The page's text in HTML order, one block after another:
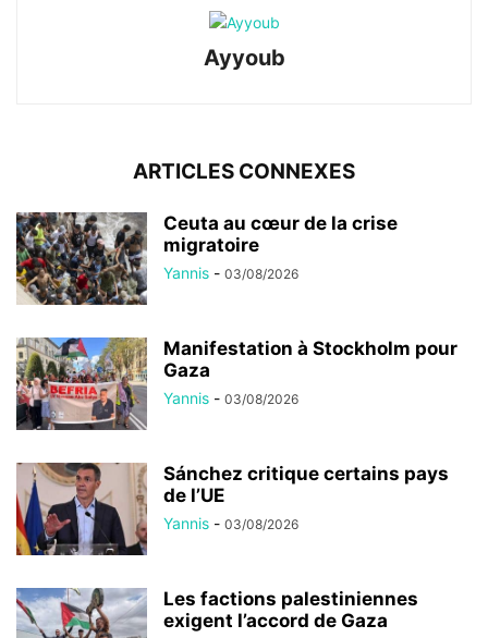
Ayyoub
ARTICLES CONNEXES
Ceuta au cœur de la crise
migratoire
Yannis - 03/08/2026
Manifestation à Stockholm pour
Gaza
Yannis - 03/08/2026
Sánchez critique certains pays
de l’UE
Yannis - 03/08/2026
Les factions palestiniennes
exigent l’accord de Gaza